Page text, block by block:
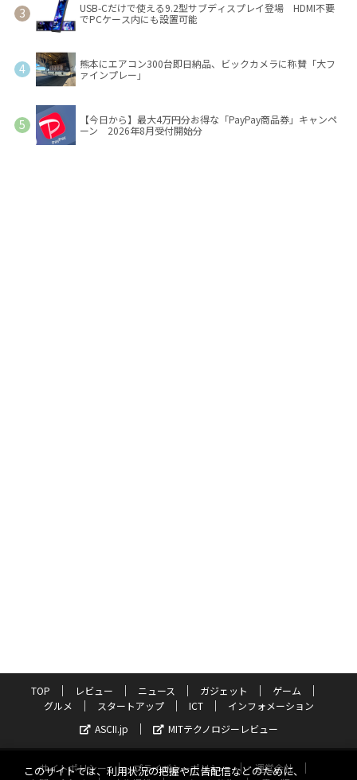
USB-Cだけで使える9.2型サブディスプレイ登場 HDMI不要
でPCケース内にも設置可能
熊本にエアコン300台即日納品、ビックカメラに称賛「大フ
ァインプレー」
【今日から】最大4万円分お得な「PayPay商品券」キャンペ
ーン 2026年8月受付開始分
TOP レビュー ニュース ガジェット
ゲーム
グルメ
スタートアップ ICT
インフォメーション
ASCII.jp
MITテクノロジーレビュー
サイトポリシー プライバシーポリシー
運営会社
このサイトでは、利用状況の把握や広告配信などのために、